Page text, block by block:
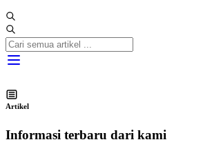
Artikel
Informasi terbaru dari kami